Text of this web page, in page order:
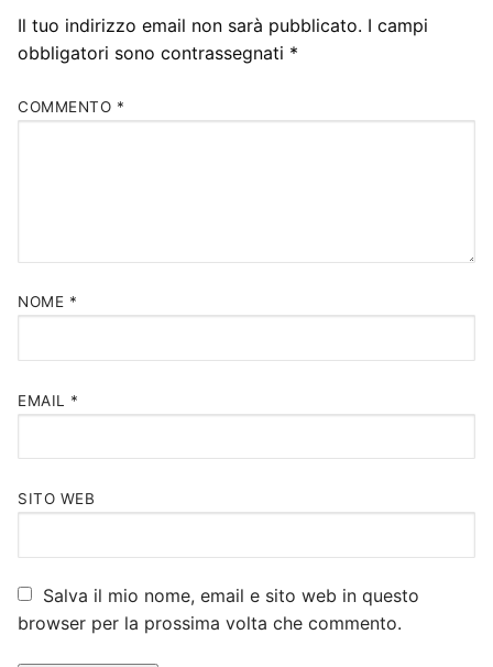
Il tuo indirizzo email non sarà pubblicato. I campi
obbligatori sono contrassegnati *
COMMENTO *
NOME *
EMAIL *
SITO WEB
Salva il mio nome, email e sito web in questo
browser per la prossima volta che commento.